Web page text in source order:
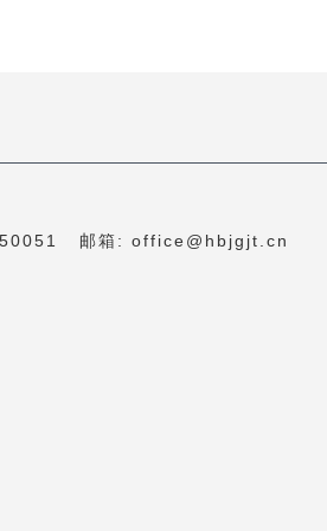
邮箱: office@hbjgjt.cn